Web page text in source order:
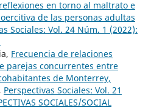
en torno al maltrato e
de las personas adultas
Sociales: Vol. 24 Núm. 1 (2022):
Frecuencia de relaciones
parejas concurrentes entre
de Monterrey,
, Perspectivas Sociales: Vol. 21
SOCIALES/SOCIAL